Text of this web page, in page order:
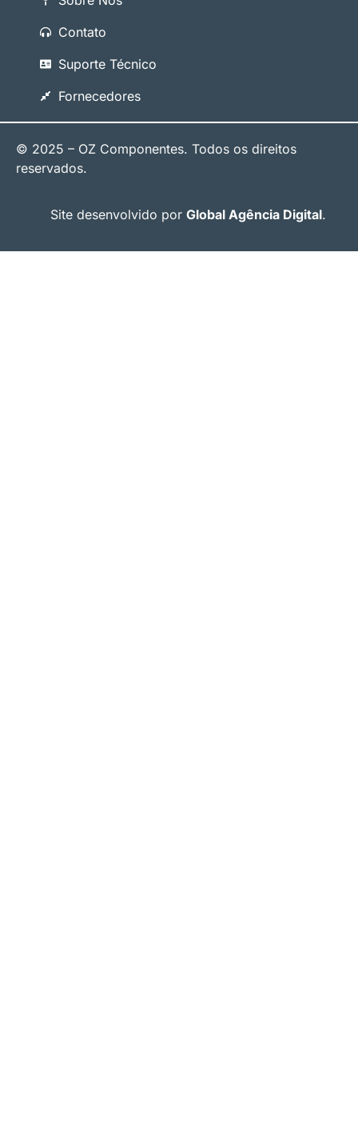
Contato
Suporte Técnico
Fornecedores
© 2025 – OZ Componentes. Todos os direitos
reservados.
Site desenvolvido por Global Agência Digital.